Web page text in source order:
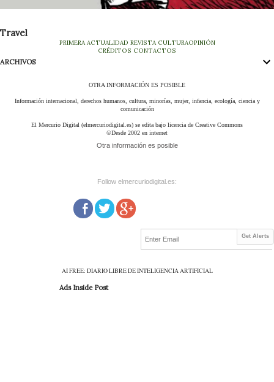
Travel
PRIMERA ACTUALIDAD REVISTA CULTURAOPINIÓN
CRÉDITOS CONTACTOS
ARCHIVOS
OTRA INFORMACIÓN ES POSIBLE
Información internacional, derechos humanos, cultura, minorías, mujer, infancia, ecología, ciencia y
comunicación
El Mercurio Digital (elmercuriodigital.es) se edita bajo licencia de Creative Commons
©Desde 2002 en internet
Otra información es posible
Follow elmercuriodigital.es:
Get Alerts
AI FREE: DIARIO LIBRE DE INTELIGENCIA ARTIFICIAL
Ads Inside Post